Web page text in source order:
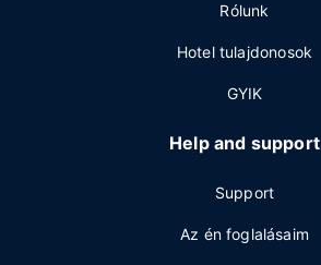
Rólunk
Hotel tulajdonosok
GYIK
Help and support
Support
Az én foglalásaim